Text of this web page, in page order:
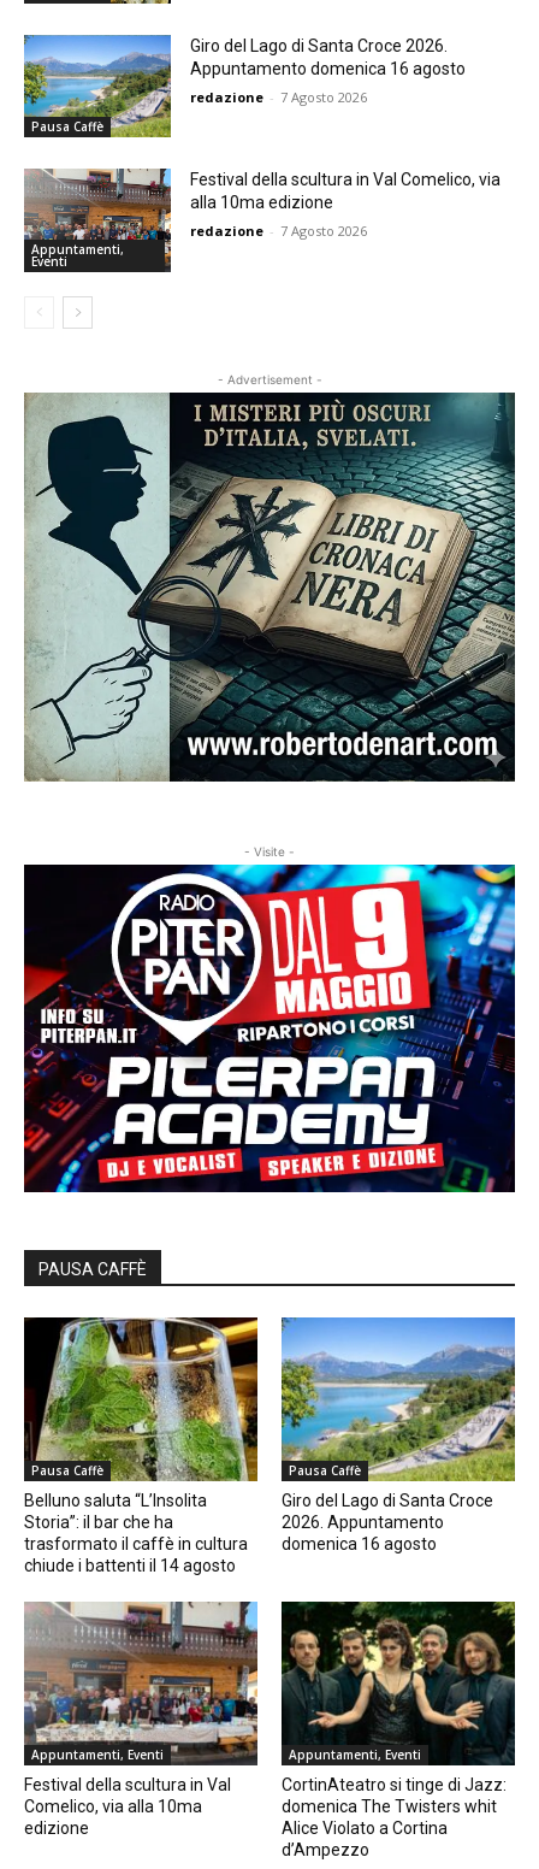
Pausa Caffè
Giro del Lago di Santa Croce 2026.
Appuntamento domenica 16 agosto
redazione - 7 Agosto 2026
Appuntamenti,
Eventi
Festival della scultura in Val Comelico, via
alla 10ma edizione
redazione - 7 Agosto 2026
- Advertisement -
- Visite -
PAUSA CAFFÈ
Pausa Caffè
Belluno saluta “L’Insolita
Storia”: il bar che ha
trasformato il caffè in cultura
chiude i battenti il 14 agosto
Pausa Caffè
Giro del Lago di Santa Croce
2026. Appuntamento
domenica 16 agosto
Appuntamenti, Eventi
Festival della scultura in Val
Comelico, via alla 10ma
edizione
Appuntamenti, Eventi
CortinAteatro si tinge di Jazz:
domenica The Twisters whit
Alice Violato a Cortina
d’Ampezzo